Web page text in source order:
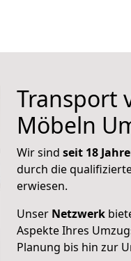
Transport
Möbeln
Wir sind seit 18
durch die
erwiesen.
Unser Netzwerk
Aspekte Ihres
Planung bis hin zur